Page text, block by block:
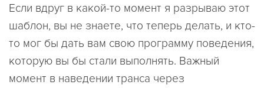
Если вдруг в какой-то момент я разрываю этот
шаблон, вы не знаете, что теперь делать, и кто-
то мог бы дать вам свою программу поведения,
которую вы бы стали выполнять. Важный
момент в наведении транса через